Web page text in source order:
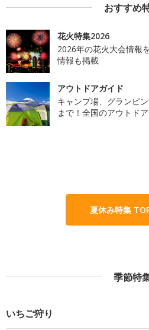
おすすめ
花火特集2026
2026年の花火大会情報
情報も掲載
アウトドアガイド
キャンプ場、グランピ
まで！全国のアウトド
夏休み特集
季節特
いちご狩り